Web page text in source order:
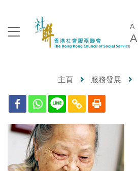
A
A
主頁 服務發展